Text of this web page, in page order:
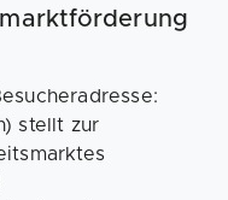
stellt zur